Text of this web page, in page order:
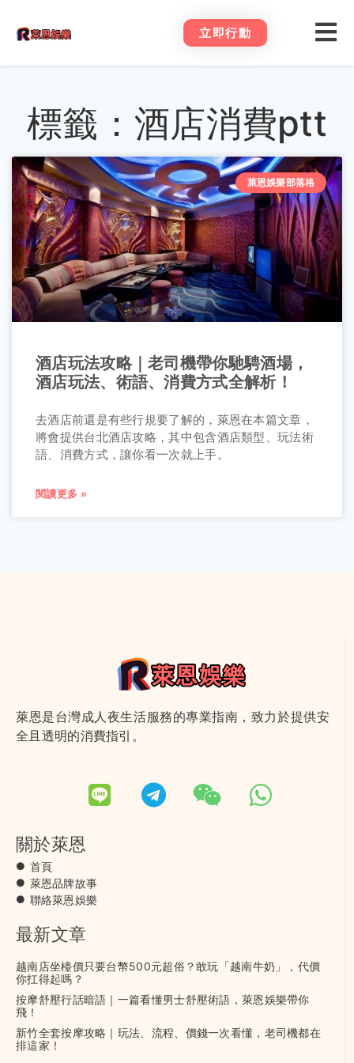
立即行動
標籤：酒店消費ptt
萊恩娛樂部落格
酒店玩法攻略｜老司機帶你馳騁酒場，
酒店玩法、術語、消費方式全解析！
去酒店前還是有些行規要了解的，萊恩在本篇文章，
將會提供台北酒店攻略，其中包含酒店類型、玩法術
語、消費方式，讓你看一次就上手。
閱讀更多 »
萊恩是台灣成人夜生活服務的專業指南，致力於提供安
全且透明的消費指引。
關於萊恩
首頁
萊恩品牌故事
聯絡萊恩娛樂
最新文章
越南店坐檯價只要台幣500元超俗？敢玩「越南牛奶」，代價
你扛得起嗎？
按摩舒壓行話暗語｜一篇看懂男士舒壓術語，萊恩娛樂帶你
飛！
新竹全套按摩攻略｜玩法、流程、價錢一次看懂，老司機都在
排這家！